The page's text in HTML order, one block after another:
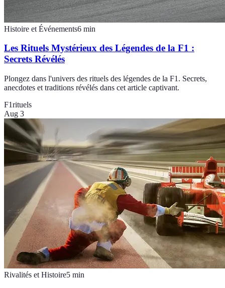
Histoire et Événements6 min
Les Rituels Mystérieux des Légendes de la F1 :
Secrets Révélés
Plongez dans l'univers des rituels des légendes de la F1. Secrets,
anecdotes et traditions révélés dans cet article captivant.
F1rituels
Aug 3
Rivalités et Histoire5 min